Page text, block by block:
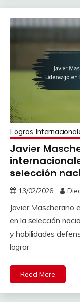
Logros
Javier
selección
13/02/2026
Javier Mascherano
en la selección
y habilidades
lograr
Read More